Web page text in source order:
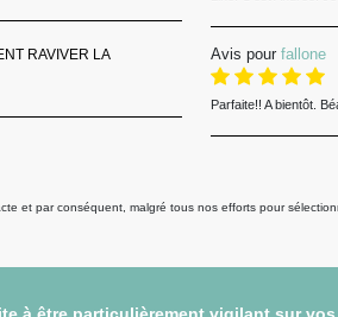
RAVIVER LA
Avis pour fallone
Parfaite!! A bientôt.
et par conséquent, malgré tous nos efforts pour